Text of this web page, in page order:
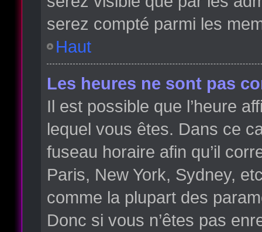
serez compté parmi les
Haut
Les heures ne sont pas
Il est possible que l’heure
lequel vous êtes. Dans ce
fuseau horaire afin qu’il
Paris, New York, Sydney,
comme la plupart des
Donc si vous n’êtes pas